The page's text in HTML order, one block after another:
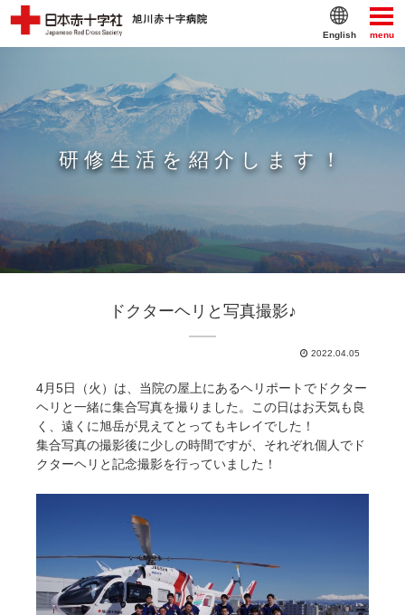
menu
English
研修生活を紹介します！
ドクターヘリと写真撮影♪
2022.04.05
4月5日（火）は、当院の屋上にあるヘリポートでドクター
ヘリと一緒に集合写真を撮りました。この日はお天気も良
く、遠くに旭岳が見えてとってもキレイでした！
集合写真の撮影後に少しの時間ですが、それぞれ個人でド
クターヘリと記念撮影を行っていました！